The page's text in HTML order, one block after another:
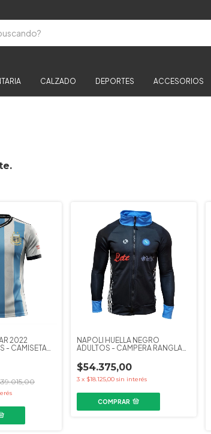
CALZADO DEPORTES ACCESORIOS
2022
- CAMISETA
NAPOLI HUELLA NEGRO
ADULTOS - CAMPERA RANGLAN
$54.375,00
3 x $18.125,00 sin interés
COMPRAR